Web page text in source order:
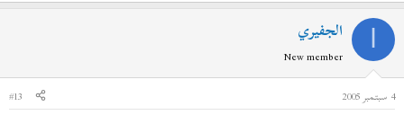
الجفيري
New member
4 سبتمبر 2005
#13